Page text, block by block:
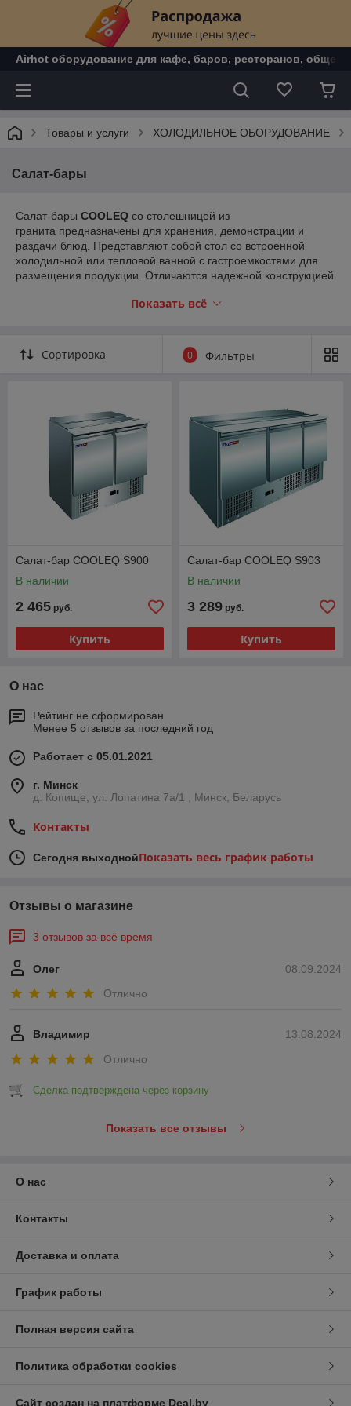
Airhot оборудование для кафе, баров, ресторанов,
Товары и услуги ХОЛОДИЛЬНОЕ ОБОРУДОВАНИЕ
Салат-бары
Салат-бары COOLEQ со столешницей из
гранита предназначены для хранения, демонстрации и
раздачи блюд. Представляют собой стол со встроенной
холодильной или тепловой ванной с гастроемкостями для
размещения продукции. Отличаются надежной конструкцией
что обеспечивает безупречную работу на протяжении
Показать всё
Сортировка 0 Фильтры
Салат-бар COOLEQ S900
В наличии
2 465 руб.
Купить
Салат-бар COOLEQ S903
В наличии
3 289 руб.
Купить
О нас
Рейтинг не сформирован
Менее 5 отзывов за последний год
Работает с 05.01.2021
г. Минск
д. Копище, ул. Лопатина 7а/1 , Минск, Беларусь
Контакты
Сегодня выходнойПоказать весь график работы
Отзывы о магазине
3 отзывов за всё время
08.09.2024
Олег
Отлично
13.08.2024
Владимир
Отлично
Сделка подтверждена через корзину
Показать все отзывы
О нас
Контакты
Доставка и оплата
График работы
Полная версия сайта
Политика обработки cookies
Сайт создан на платформе Deal.by